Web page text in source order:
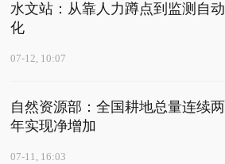
水文站：从靠人力蹲点到监测自动
化
07-12, 10:07
自然资源部：全国耕地总量连续两
年实现净增加
07-11, 16:03